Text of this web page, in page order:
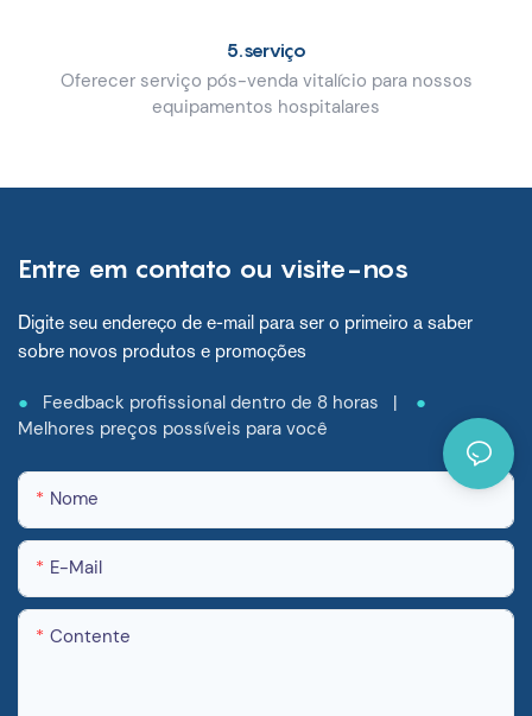
5.serviço
Oferecer serviço pós-venda vitalício para nossos
equipamentos hospitalares
Entre em contato ou visite-nos
Digite seu endereço de e-mail para ser o primeiro a saber
sobre novos produtos e promoções
● Feedback profissional dentro de 8 horas |
●
Melhores preços possíveis para você
Nome
E-Mail
Contente